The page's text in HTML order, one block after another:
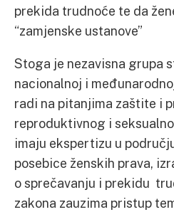
prekida trudnoće te da
“zamjenske ustanove”
Stoga je nezavisna grupa
nacionalnoj i
radi na pitanjima zaštite i
reproduktivnog i
imaju ekspertizu u
posebice ženskih prava,
o sprečavanju i prekidu
zakona zauzima pristup